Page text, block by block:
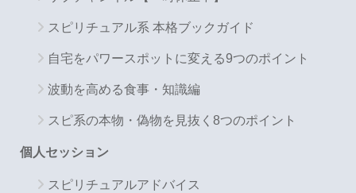
スピリチュアル系 本格ブックガイド
自宅をパワースポットに変える9つのポイント
波動を高める食事・知識編
スピ系の本物・偽物を見抜く8つのポイント
個人セッション
スピリチュアルアドバイス